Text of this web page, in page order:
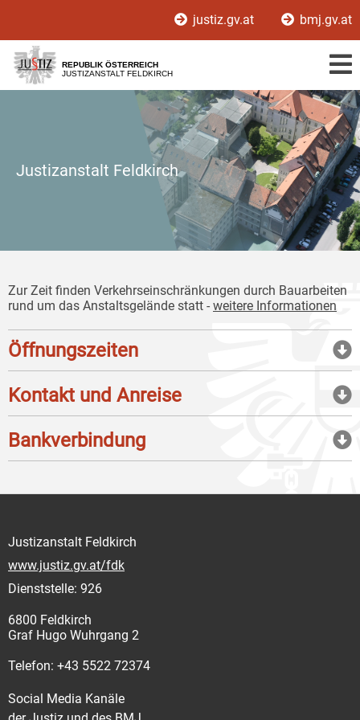
[1]
[2]
justiz.gv.at bmj.gv.at
REPUBLIK ÖSTERREICH
JUSTIZANSTALT FELDKIRCH
Justizanstalt Feldkirch
Zur Zeit finden Verkehrseinschränkungen durch Bauarbeiten
rund um das Anstaltsgelände statt - weitere Informationen
Öffnungszeiten
Kontakt und Anreise
Bankverbindung
Justizanstalt Feldkirch
www.justiz.gv.at/fdk
Dienststelle: 926
6800 Feldkirch
Graf Hugo Wuhrgang 2
Telefon: +43 5522 72374
Social Media Kanäle